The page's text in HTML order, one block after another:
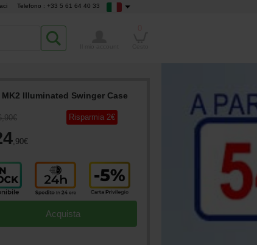
Telefono : +33 5 61 64 40 33
MK2 Illuminated Swinger Case
,90€
,90€
Risparmia 2€
Acquista